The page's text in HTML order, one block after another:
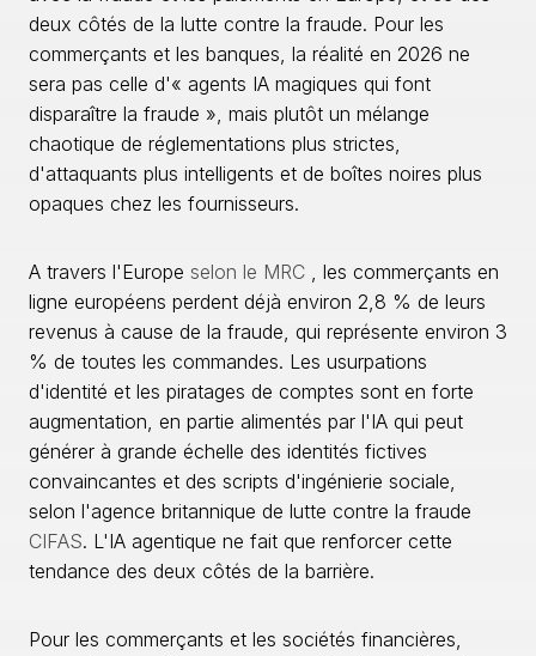
deux côtés de la lutte contre la fraude. Pour les
commerçants et les banques, la réalité en 2026 ne
sera pas celle d'« agents IA magiques qui font
disparaître la fraude », mais plutôt un mélange
chaotique de réglementations plus strictes,
d'attaquants plus intelligents et de boîtes noires plus
opaques chez les fournisseurs.
A travers l'Europe selon le MRC , les commerçants en
ligne européens perdent déjà environ 2,8 % de leurs
revenus à cause de la fraude, qui représente environ 3
% de toutes les commandes. Les usurpations
d'identité et les piratages de comptes sont en forte
augmentation, en partie alimentés par l'IA qui peut
générer à grande échelle des identités fictives
convaincantes et des scripts d'ingénierie sociale,
selon l'agence britannique de lutte contre la fraude
CIFAS. L'IA agentique ne fait que renforcer cette
tendance des deux côtés de la barrière.
Pour les commerçants et les sociétés financières,